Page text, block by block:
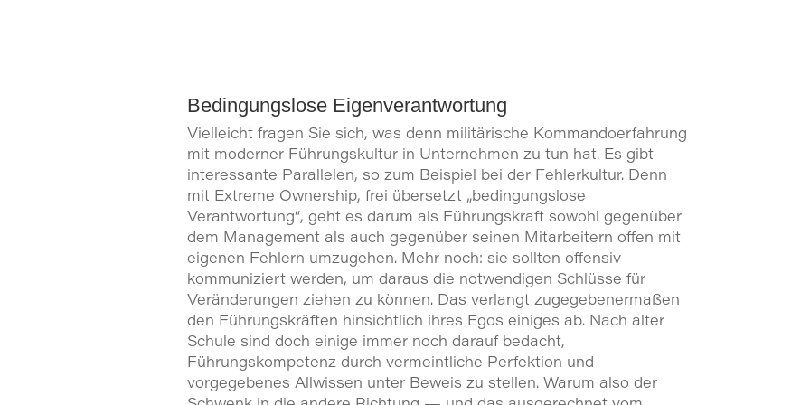
Bedingungslose Eigenverantwortung
Vielleicht fragen Sie sich, was denn militärische Kommandoerfahrung
mit moderner Führungskultur in Unternehmen zu tun hat. Es gibt
interessante Parallelen, so zum Beispiel bei der Fehlerkultur. Denn
mit Extreme Ownership, frei übersetzt „bedingungslose
Verantwortung“, geht es darum als Führungskraft sowohl gegenüber
dem Management als auch gegenüber seinen Mitarbeitern offen mit
eigenen Fehlern umzugehen. Mehr noch: sie sollten offensiv
kommuniziert werden, um daraus die notwendigen Schlüsse für
Veränderungen ziehen zu können. Das verlangt zugegebenermaßen
den Führungskräften hinsichtlich ihres Egos einiges ab. Nach alter
Schule sind doch einige immer noch darauf bedacht,
Führungskompetenz durch vermeintliche Perfektion und
vorgegebenes Allwissen unter Beweis zu stellen. Warum also der